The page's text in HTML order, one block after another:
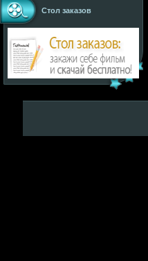
Стол заказов